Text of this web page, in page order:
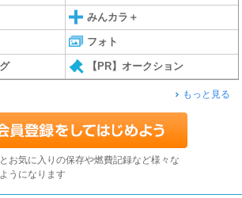
みんカラ＋
フォト
【PR】オークション
もっと見る
お気に入りの保存や燃費記録など様々な
うになります